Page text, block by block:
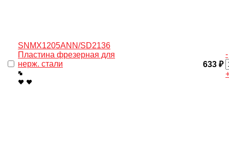
SNMX1205ANN/SD2136
Пластина фрезерная для
нерж. cтали
633 ₽
-